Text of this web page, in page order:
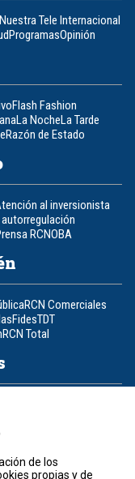
Nuestra Tele Internacional
ProgramasOpinión
Flash Fashion
La NocheLa Tarde
Razón de Estado
al inversionista
RCNOBA
RCN Comerciales
FidesTDT
RCN Total
de los
propias y de